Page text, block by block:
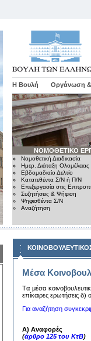
Η Βουλή Οργάνωση &
ΝΟΜΟΘΕΤΙΚΟ
Νομοθετική Διαδικασία
Ημερ. Διάταξη Ολομέλειας
Εβδομαδιαίο Δελτίο
Κατατεθέντα Σ/Ν ή Π/Ν
Επεξεργασία στις
Συζητήσεις & Ψήφιση
Ψηφισθέντα Σ/Ν
Αναζήτηση
Μέσα
Tα μέσα
επίκαιρες ερωτήσεις δ)
Για αναζήτηση
Α) Αναφορές
(άρθρο 125 του ΚτΒ)